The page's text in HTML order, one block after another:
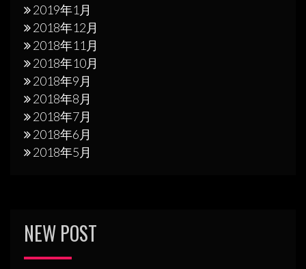
2019年1月
2018年12月
2018年11月
2018年10月
2018年9月
2018年8月
2018年7月
2018年6月
2018年5月
NEW POST